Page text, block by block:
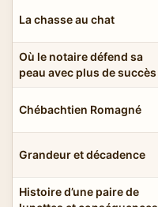
La chasse au chat
Où le notaire défend sa
peau avec plus de succès
Chébachtien Romagné
Grandeur et décadence
Histoire d’une paire de